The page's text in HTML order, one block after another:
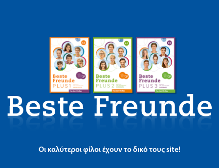
Οι καλύτεροι φίλοι έχουν το δικό τους site!